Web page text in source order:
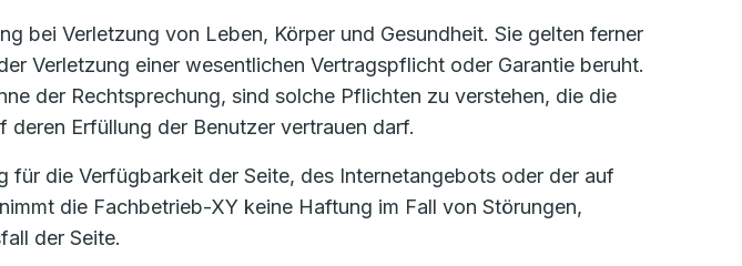
bei Verletzung von Leben, Körper und Gesundheit. Sie gelten ferner
Verletzung einer wesentlichen Vertragspflicht oder Garantie beruht.
der Rechtsprechung, sind solche Pflichten zu verstehen, die die
Erfüllung der Benutzer vertrauen darf.
die Verfügbarkeit der Seite, des Internetangebots oder der auf
die Fachbetrieb-XY keine Haftung im Fall von Störungen,
der Seite.